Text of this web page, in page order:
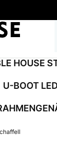
HOUSE
U-BOOT